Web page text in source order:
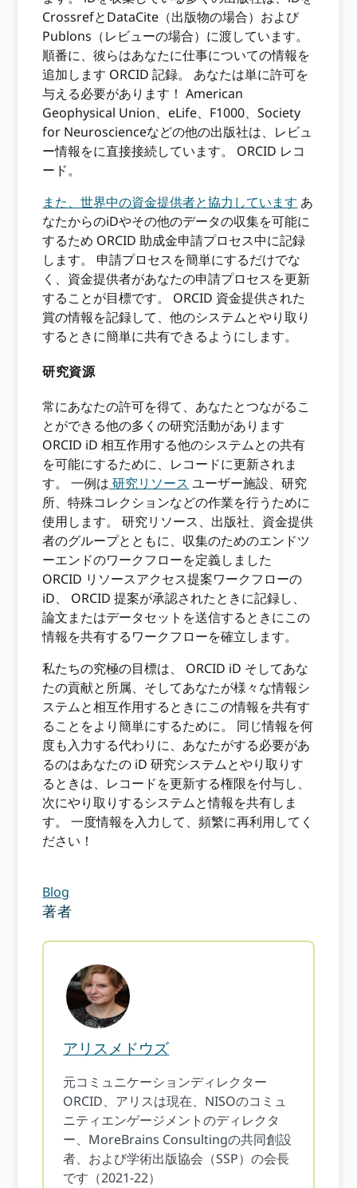
CrossrefとDataCite（出版物の場合）および
Publons（レビューの場合）に渡しています。
順番に、彼らはあなたに仕事についての情報を
追加します ORCID 記録。 あなたは単に許可を
与える必要があります！ American
Geophysical Union、eLife、F1000、Society
for Neuroscienceなどの他の出版社は、レビュ
ー情報をに直接接続しています。 ORCID レコ
ード。
また、世界中の資金提供者と協力しています あ
なたからのiDやその他のデータの収集を可能に
するため ORCID 助成金申請プロセス中に記録
します。 申請プロセスを簡単にするだけでな
く、資金提供者があなたの申請プロセスを更新
することが目標です。 ORCID 資金提供された
賞の情報を記録して、他のシステムとやり取り
するときに簡単に共有できるようにします。
研究資源
常にあなたの許可を得て、あなたとつながるこ
とができる他の多くの研究活動があります
ORCID iD 相互作用する他のシステムとの共有
を可能にするために、レコードに更新されま
す。 一例は 研究リソース ユーザー施設、研究
所、特殊コレクションなどの作業を行うために
使用します。 研究リソース、出版社、資金提供
者のグループとともに、収集のためのエンドツ
ーエンドのワークフローを定義しました
ORCID リソースアクセス提案ワークフローの
iD、 ORCID 提案が承認されたときに記録し、
論文またはデータセットを送信するときにこの
情報を共有するワークフローを確立します。
私たちの究極の目標は、 ORCID iD そしてあな
たの貢献と所属、そしてあなたが様々な情報シ
ステムと相互作用するときにこの情報を共有す
ることをより簡単にするために。 同じ情報を何
度も入力する代わりに、あなたがする必要があ
るのはあなたの iD 研究システムとやり取りす
るときは、レコードを更新する権限を付与し、
次にやり取りするシステムと情報を共有しま
す。 一度情報を入力して、頻繁に再利用してく
ださい！
Blog
著者
アリスメドウズ
元コミュニケーションディレクター
ORCID、アリスは現在、NISOのコミュ
ニティエンゲージメントのディレクタ
ー、MoreBrains Consultingの共同創設
者、および学術出版協会（SSP）の会長
です（2021-22）